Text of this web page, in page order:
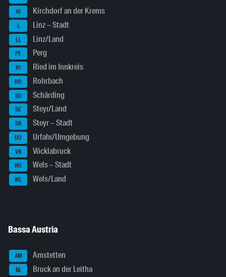
KI Kirchdorf an der Krems
L Linz – Stadt
LL Linz/Land
PE Perg
RI Ried im Innkreis
RO Rohrbach
SD Schärding
SE Steyr/Land
SR Steyr – Stadt
UU Urfahr/Umgebung
VB Vöcklabruck
WE Wels – Stadt
WL Wels/Land
Bassa Austria
AM Amstetten
BL Bruck an der Leitha